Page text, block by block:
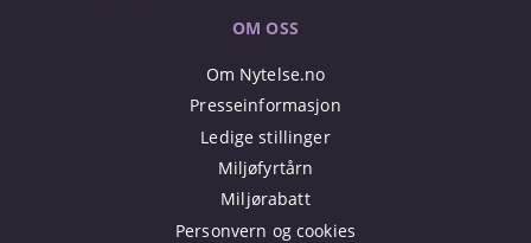
OM OSS
Om Nytelse.no
Presseinformasjon
Ledige stillinger
Miljøfyrtårn
Miljørabatt
Personvern og cookies